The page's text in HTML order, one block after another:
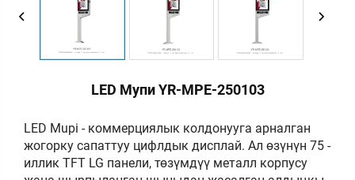
LED Мупи YR-MPE-250103
LED Mupi - коммерциялык колдонууга арналган
жогорку сапаттуу цифлдык дисплай. Ал өзүнүн 75 -
иллик TFT LG панели, төзүмдүү металл корпусу